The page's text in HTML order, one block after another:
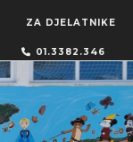
ZA DJELATNIKE
01.3382.346